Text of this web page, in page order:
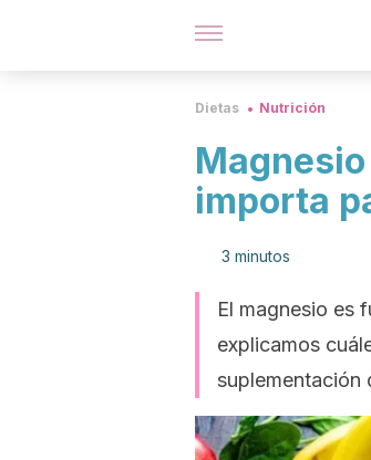
Dietas Nutrición
importa
3 minutos
El magnesio es
explicamos
suplementación